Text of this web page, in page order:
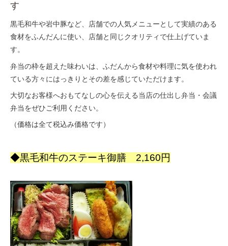
す
黒毛和牛や岩中豚など、店舗での人気メニューとして実績のある
食材をふんだんに使い、店舗と同じクオリティで仕上げていま
す。
弁当の枠を超えた味わいは、ふだんから食材や料理に気を使われ
ている方々にはっきりとその差を感じていただけます。
大切なお客様へおもてなしの心を伝える当店の仕出し弁当・会議
弁当をぜひご利用ください。
（価格は全て税込み価格です）
◆黒毛和牛のステーキ御膳 2,160円